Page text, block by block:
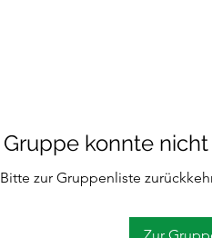
Gruppe konnte
Bitte zur Gruppenliste
Zur